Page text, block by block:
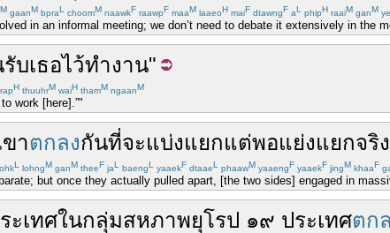
M gaanM bpraL choomM naawkF raawpF maaM laaeoH maiF dtawngF aL phipH raaiM ganM
in an informal meeting; we don’t need to debate it extensively in the
รับเธอไว้ทำงาน"
rapH thuuhrM waiH thamM ngaanM
work [here].”"
ขาตกลงกันที่จะแบ่งแยกแต่พอแย่งแยกจริง
L lohngM ganM theeF jaL baengL yaaekF dtaaeL phaawM yaaengF yaaekF jingM khaaF
but once they actually pulled apart, [the two sides] engaged in
ะเทศในกลุ่มสหภาพยุโรป ๑๙ ประเทศตก